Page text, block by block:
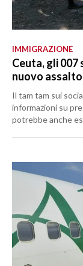
IMMIGRAZIONE
Ceuta, gli 007
nuovo
Il tam tam sui
informazioni su
potrebbe anche